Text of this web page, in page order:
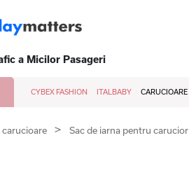
a Micilor Pasageri
CYBEX FASHION ITALBABY CARUCIOARE
Sac de iarna pentru carucior